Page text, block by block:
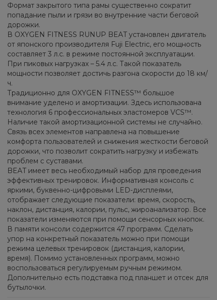
Формат закрытого типа рамы существенно сократит
попадание пыли и грязи во внутренние части беговой
дорожки.
В OXYGEN FITNESS RUNUP BEAT установлен двигатель
от японского производителя Fuji Electric, его мощность
составляет 3 л.с. в режиме постоянной эксплуатации.
При пиковых нагрузках – 5.4 л.с. Такой показатель
мощности позволяет достичь разгона скорости до 18 км/
ч.
Традиционно для OXYGEN FITNESS™ большое
внимание уделено и амортизации. Здесь использована
технология 6 профессиональных эластомеров VCS™.
Наличие такой амортизационной системы не случайно.
Связь всех элементов направлена на повышение
комфорта пользователей и снижения жесткости беговой
дорожки, что позволит сократить нагрузку и избежать
проблем с суставами.
BEAT имеет весь необходимый набор для проведения
эффективных тренировок. Информативная консоль с
яркими, буквенно-цифровыми LED-дисплеями,
отображает следующие показатели: время, скорость,
наклон, дистанция, калории, пульс, жироанализатор. Все
показатели изменяются при помощи сенсорных кнопок.
В памяти консоли содержится 47 программ. Сделать
упор на конкретный показатель можно при помощи
режима целевых тренировок (дистанция, калории,
время). Помимо установленных программ, можно
воспользоваться регулируемым ручным режимом.
Дополнительно есть подставка под планшет и отсек для
бутылочки.